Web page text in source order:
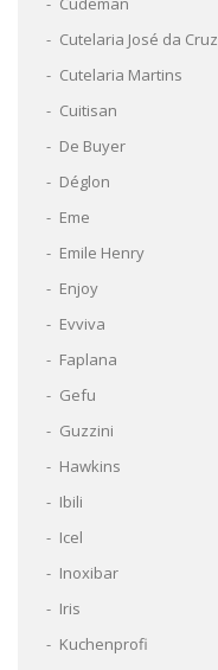
Cutelaria José da Cruz
Cutelaria Martins
Cuitisan
De Buyer
Déglon
Eme
Emile Henry
Enjoy
Evviva
Faplana
Gefu
Guzzini
Hawkins
Ibili
Icel
Inoxibar
Iris
Kuchenprofi